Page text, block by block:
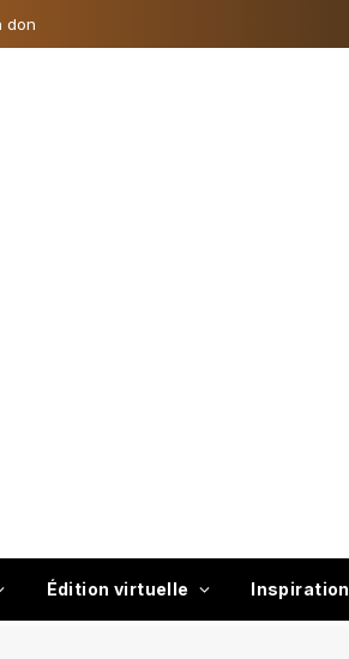
don
Édition virtuelle Inspiration